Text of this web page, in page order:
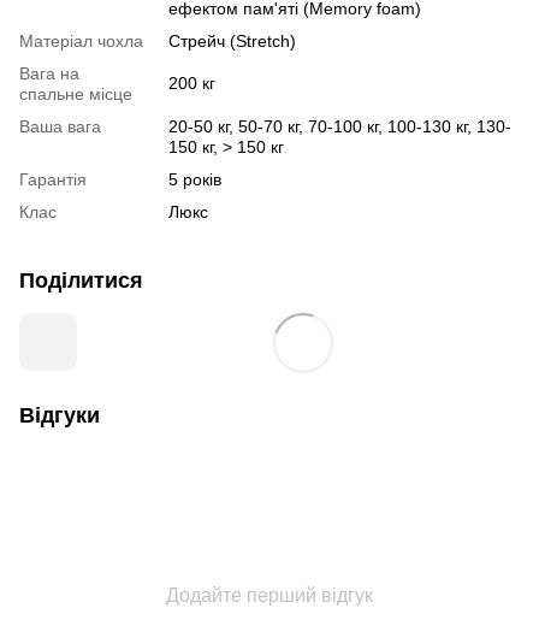
ефектом пам'яті (Memory foam)
Матеріал чохла
Стрейч (Stretch)
Вага на
спальне місце
200 кг
Ваша вага
20-50 кг, 50-70 кг, 70-100 кг, 100-130 кг, 130-
150 кг, > 150 кг
Гарантія
5 років
Клас
Люкс
Поділитися
Відгуки
Додайте перший відгук